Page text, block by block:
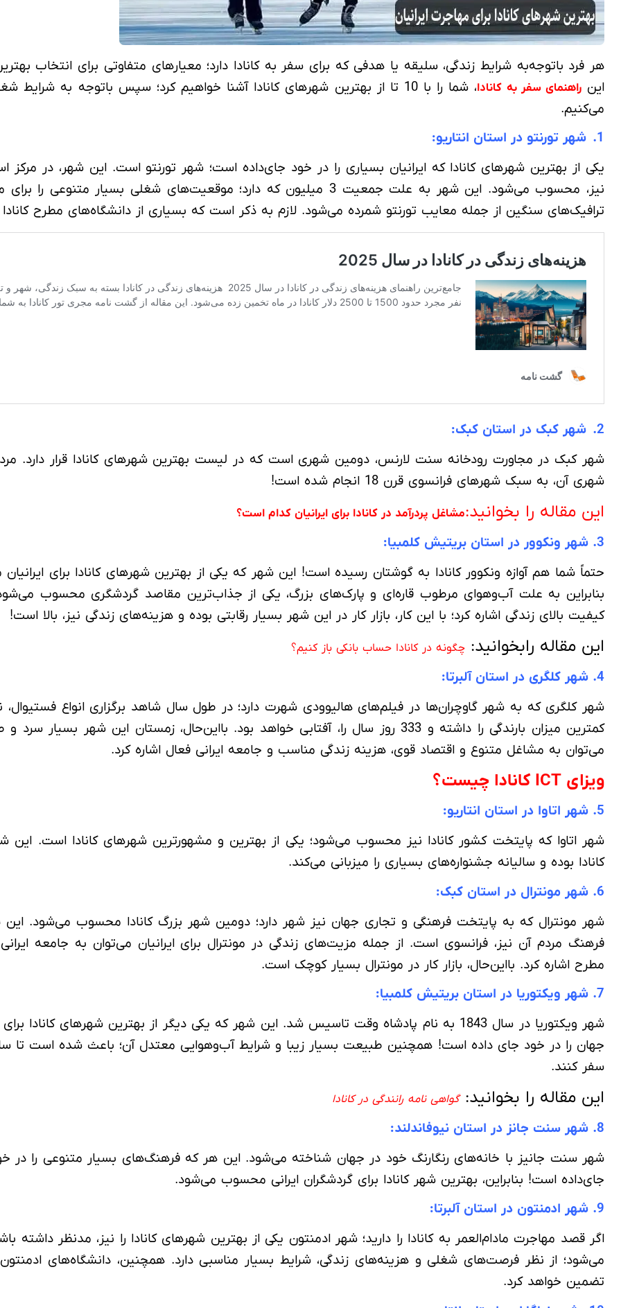
هر فرد باتوجه‌به شرایط زندگی، سلیقه یا هدفی که برای سفر به کانادا دارد؛ معیارهای متفاوتی برای انتخاب
اینراهنمای سفر به کانادا
، شما را با 10 تا از بهترین شهرهای کانادا آشنا خواهیم کرد؛ سپس باتوجه به
می‌کنیم.
1. شهر تورنتو در استان انتاریو:
یکی از بهترین شهرهای کانادا که ایرانیان بسیاری را در خود جای‌داده است؛ شهر تورنتو است. این شهر، در مرکز
نیز، محسوب می‌شود. این شهر به علت جمعیت 3 میلیون که دارد؛ موقعیت‌های شغلی
ترافیک‌های سنگین از جمله معایب تورنتو شمرده می‌شود. لازم به ذکر است که بسیاری از دانشگاه‌های مطرح کانادا
2. شهر کبک در استان کبک:
شهر کبک در مجاورت رودخانه سنت لارنس، دومین شهری است که در لیست بهترین شهرهای کانادا قرار دارد.
شهری آن، به سبک شهرهای فرانسوی قرن 18 انجام شده است!
این مقاله را بخوانید:مشاغل پردرآمد در کانادا برای ایرانیان کدام است؟
3. شهر ونکوور در استان بریتیش کلمبیا:
حتماً شما هم آوازه ونکوور کانادا به گوشتان رسیده است! این شهر که یکی از بهترین شهرهای کانادا برای
بنابراین به علت آب‌وهوای مرطوب قاره‌ای و پارک‌های بزرگ، یکی از جذاب‌ترین مقاصد گردشگری محسوب
کیفیت بالای زندگی اشاره کرد؛ با این کار، بازار کار در این شهر بسیار رقابتی بوده و هزینه‌های زندگی نیز، بالا است!
این مقاله رابخوانید: چگونه در کانادا حساب بانکی باز کنیم؟
4. شهر کلگری در استان آلبرتا:
شهر کلگری که به شهر گاوچران‌ها در فیلم‌های هالیوودی شهرت دارد؛ در طول سال شاهد برگزاری انواع
کمترین میزان بارندگی را داشته و 333 روز سال را، آفتابی خواهد بود. بااین‌حال، زمستان
می‌توان به مشاغل متنوع و اقتصاد قوی، هزینه زندگی مناسب و جامعه ایرانی فعال اشاره کرد.
ویزای ICT کانادا چیست؟
5. شهر اتاوا در استان انتاریو:
شهر اتاوا که پایتخت کشور کانادا نیز محسوب می‌شود؛ یکی از بهترین و مشهورترین شهرهای کانادا است. این
کانادا بوده و سالیانه جشنواره‌های بسیاری را میزبانی می‌کند.
6. شهر مونترال در استان کبک:
شهر مونترال که به پایتخت فرهنگی و تجاری جهان نیز شهر دارد؛ دومین شهر بزرگ کانادا محسوب می‌شود.
فرهنگ مردم آن نیز، فرانسوی است. از جمله مزیت‌های زندگی در مونترال برای ایرانیان می‌توان به جامعه
مطرح اشاره کرد. بااین‌حال، بازار کار در مونترال بسیار کوچک است.
7. شهر ویکتوریا در استان بریتیش کلمبیا:
شهر ویکتوریا در سال 1843 به نام پادشاه وقت تاسیس شد. این شهر که یکی دیگر از بهترین شهرهای
جهان را در خود جای داده است! همچنین طبیعت بسیار زیبا و شرایط آب‌وهوایی معتدل آن؛ باعث شده است تا
سفر کنند.
این مقاله را بخوانید: گواهی نامه رانندگی در کانادا
8. شهر سنت جانز در استان نیوفاندلند:
شهر سنت جانیز با خانه‌های رنگارنگ خود در جهان شناخته می‌شود. این هر که فرهنگ‌های بسیار متنوعی را در
جای‌داده است! بنابراین، بهترین شهر کانادا برای گردشگران ایرانی محسوب می‌شود.
9. شهر ادمنتون در استان آلبرتا:
اگر قصد مهاجرت مادام‌العمر به کانادا را دارید؛ شهر ادمنتون یکی از بهترین شهرهای کانادا را نیز، مدنظر
تضمین خواهد کرد.